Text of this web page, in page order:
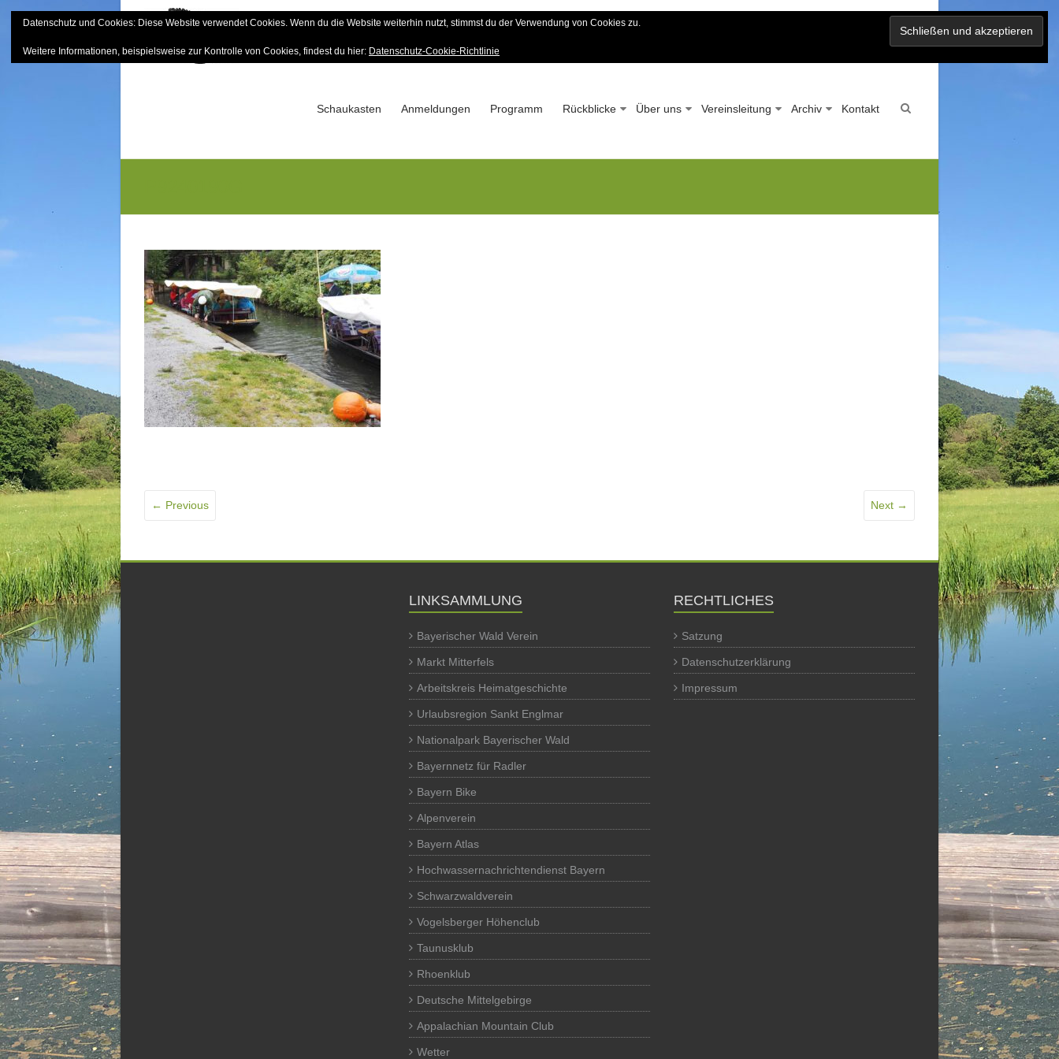
to
Bayerischer Wald-Verein
Sektion Mitterfels e.V. – Seit 1963
Schaukasten Anmeldungen Programm Rückblicke Über uns Vereinsleitung Archiv Kontakt
← Previous Next →
LINKSAMMLUNG
Bayerischer Wald Verein
Markt Mitterfels
Arbeitskreis Heimatgeschichte
Urlaubsregion Sankt Englmar
Nationalpark Bayerischer Wald
Bayernnetz für Radler
Bayern Bike
Alpenverein
Bayern Atlas
Hochwassernachrichtendienst Bayern
Schwarzwaldverein
Vogelsberger Höhenclub
Taunusklub
Rhoenklub
Deutsche Mittelgebirge
Appalachian Mountain Club
Wetter
RECHTLICHES
Satzung
Datenschutzerklärung
Impressum
Datenschutz und Cookies: Diese Website verwendet Cookies. Wenn du die Website weiterhin nutzt, stimmst du der Verwendung von Cookies zu.
Weitere Informationen, beispielsweise zur Kontrolle von Cookies, findest du hier: Datenschutz-Cookie-Richtlinie